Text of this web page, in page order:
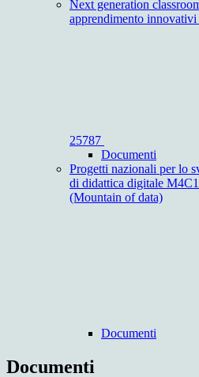
Next generation
apprendimento
25787
Documenti
Progetti nazionali per lo
di didattica digitale
(Mountain of data)
Documenti
Documenti